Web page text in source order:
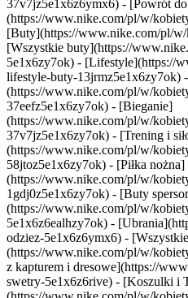
37v7jz5e1x6z6ymx6) - [Powrót do
(https://www.nike.com/pl/w/
[Buty](https://www.nike.com/pl/
[Wszystkie buty](https://
5e1x6zy7ok) - [Lifestyle](https://
lifestyle-buty-13jrmz5e1x6zy7ok)
(https://www.nike.com/pl/w/
37eefz5e1x6zy7ok) - [Bieganie]
(https://www.nike.com/pl/w/
37v7jz5e1x6zy7ok) - [Trening i
(https://www.nike.com/pl/w/
58jtoz5e1x6zy7ok) - [Piłka nożna]
(https://www.nike.com/pl/w/
1gdj0z5e1x6zy7ok) - [Buty
(https://www.nike.com/pl/w/
5e1x6z6ealhzy7ok) -
odziez-5e1x6z6ymx6) -
(https://www.nike.com/pl/w/
z kapturem i dresowe](https://
swetry-5e1x6z6rive) - [Koszulki i